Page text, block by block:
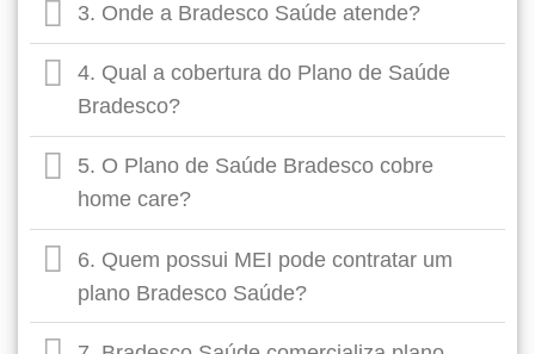
3. Onde a Bradesco Saúde atende?
4. Qual a cobertura do Plano de Saúde
Bradesco?
5. O Plano de Saúde Bradesco cobre
home care?
6. Quem possui MEI pode contratar um
plano Bradesco Saúde?